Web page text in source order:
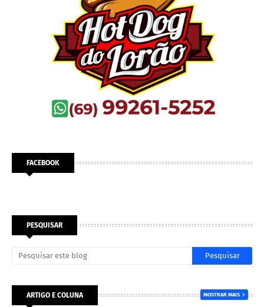
FACEBOOK
PESQUISAR
ARTIGO E COLUNA MOSTRAR MAIS